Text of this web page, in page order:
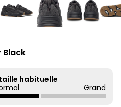
Black
habituelle
Grand